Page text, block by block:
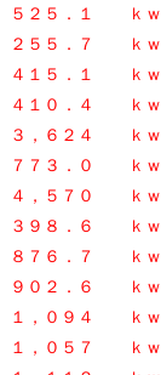
５２５．１ ｋｗ
２５５．７ ｋｗ
４１５．１ ｋｗ
４１０．４ ｋｗ
３，６２４ ｋｗ
７７３．０ ｋｗ
４，５７０ ｋｗ
３９８．６ ｋｗ
８７６．７ ｋｗ
９０２．６ ｋｗ
１，０９４ ｋｗ
１，０５７ ｋｗ